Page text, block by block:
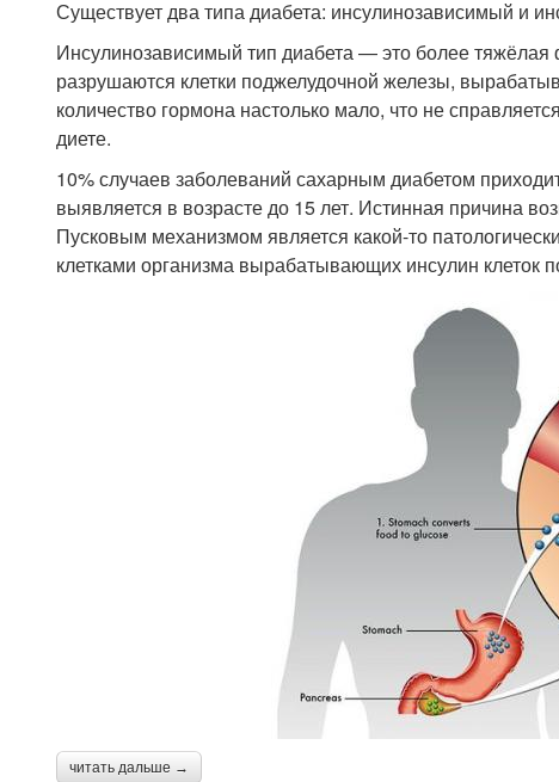
Существует два типа диабета: инсулинозависимый и
Инсулинозависимый тип диабета — это более тяжёлая
разрушаются клетки поджелудочной железы,
количество гормона настолько мало, что не
диете.
10% случаев заболеваний сахарным диабетом
выявляется в возрасте до 15 лет. Истинная причина
Пусковым механизмом является какой-то
клетками организма вырабатывающих инсулин клеток
читать дальше →